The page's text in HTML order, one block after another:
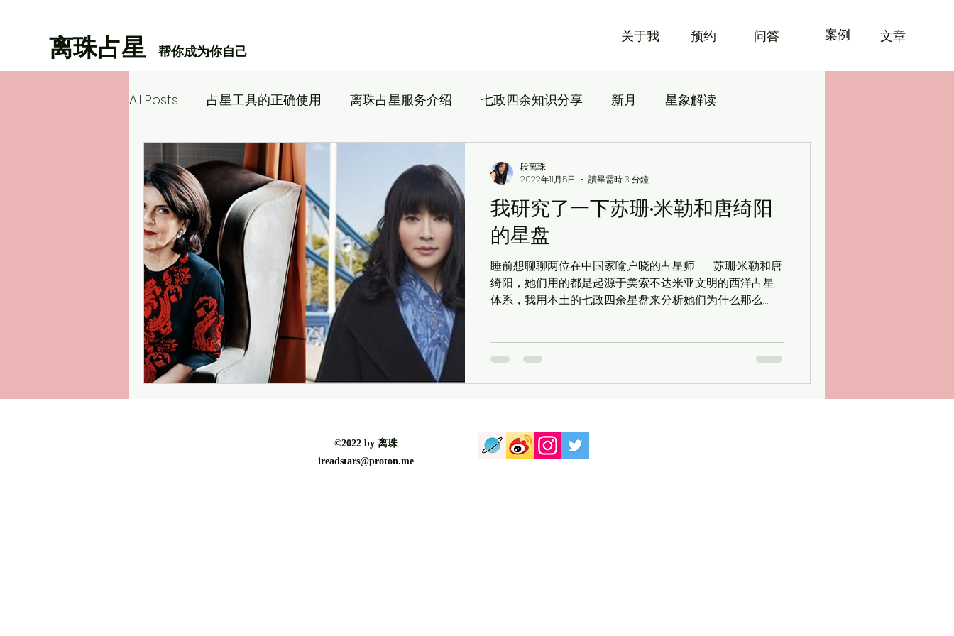
离珠占星 帮你成为你自己
​关于我 ​预约 ​问答 案例 文章
All Posts 占星工具的正确使用 离珠占星服务介绍 七政四余知识分享 新月 星象解读
我研究了一下苏珊·米勒和唐绮阳
的星盘
睡前想聊聊两位在中国家喻户晓的占星师——苏珊·米勒和唐
绮阳，她们用的都是起源于美索不达米亚文明的西洋占星
体系，我用本土的七政四余星盘来分析她们为什么那么
段离珠
2022年11月5日
讀畢需時 3 分鐘
©2022 by 离珠
ireadstars@proton.me